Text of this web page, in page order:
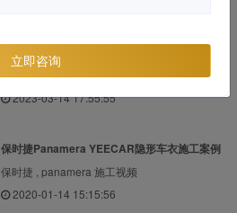
奥迪Q5L贴YEECAR隐形车衣施工视频
奥迪 , 进口奥迪Q5 施工视频
2023-03-14 17:55:55
保时捷Panamera YEECAR隐形车衣施工案例
保时捷 , panamera 施工视频
2020-01-14 15:15:56
立即咨询